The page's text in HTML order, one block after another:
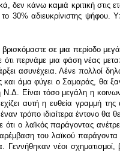
κάνω καμιά κριτική στις
30% αδιευκρίνιστης
σε μια περίοδο
περνάμε μια φάση νέας
ασυνέχεια. Λένε πολλοί
άμα φύγει ο Σαμαράς, θα
Είναι τόσο μεγάλη η
αυτή η ευθεία γραμμή
ιδιαίτερα έντονο θα
ότι ο λαϊκός παράγοντας
του λαϊκού παράγοντα στις
νέοι